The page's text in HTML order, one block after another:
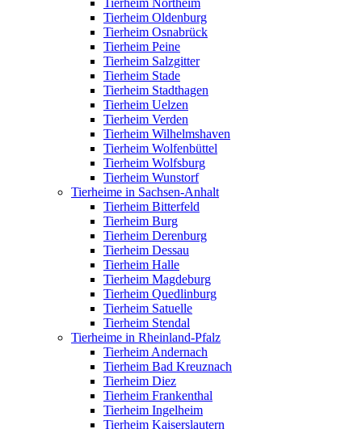
Tierheim Northeim
Tierheim Oldenburg
Tierheim Osnabrück
Tierheim Peine
Tierheim Salzgitter
Tierheim Stade
Tierheim Stadthagen
Tierheim Uelzen
Tierheim Verden
Tierheim Wilhelmshaven
Tierheim Wolfenbüttel
Tierheim Wolfsburg
Tierheim Wunstorf
Tierheime in Sachsen-Anhalt
Tierheim Bitterfeld
Tierheim Burg
Tierheim Derenburg
Tierheim Dessau
Tierheim Halle
Tierheim Magdeburg
Tierheim Quedlinburg
Tierheim Satuelle
Tierheim Stendal
Tierheime in Rheinland-Pfalz
Tierheim Andernach
Tierheim Bad Kreuznach
Tierheim Diez
Tierheim Frankenthal
Tierheim Ingelheim
Tierheim Kaiserslautern